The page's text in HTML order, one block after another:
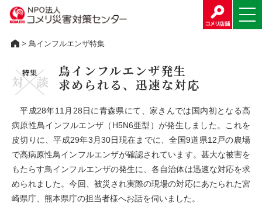
> 鳥インフルエンザ特集
鳥インフルエンザ発生
求められる、迅速な対応
平成28年11月28日に青森県にて、家きんでは国内初となる高
病原性鳥インフルエンザ（H5N6亜型）が発生しました。これを
皮切りに、平成29年3月30日現在までに、全国9道県12戸の農場
で高病原性鳥インフルエンザが確認されています。甚大な被害を
もたらす鳥インフルエンザの発生に、各自治体は迅速な対応を求
められました。今回、被災され実際の現場の対応にあたられた宮
崎県庁、熊本県庁の担当者様へお話を伺いました。